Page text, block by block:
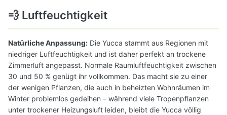
💨 Luftfeuchtigkeit
Natürliche Anpassung: Die Yucca stammt aus Regionen mit
niedriger Luftfeuchtigkeit und ist daher perfekt an trockene
Zimmerluft angepasst. Normale Raumluftfeuchtigkeit zwischen
30 und 50 % genügt ihr vollkommen. Das macht sie zu einer
der wenigen Pflanzen, die auch in beheizten Wohnräumen im
Winter problemlos gedeihen – während viele Tropenpflanzen
unter trockener Heizungsluft leiden, bleibt die Yucca völlig